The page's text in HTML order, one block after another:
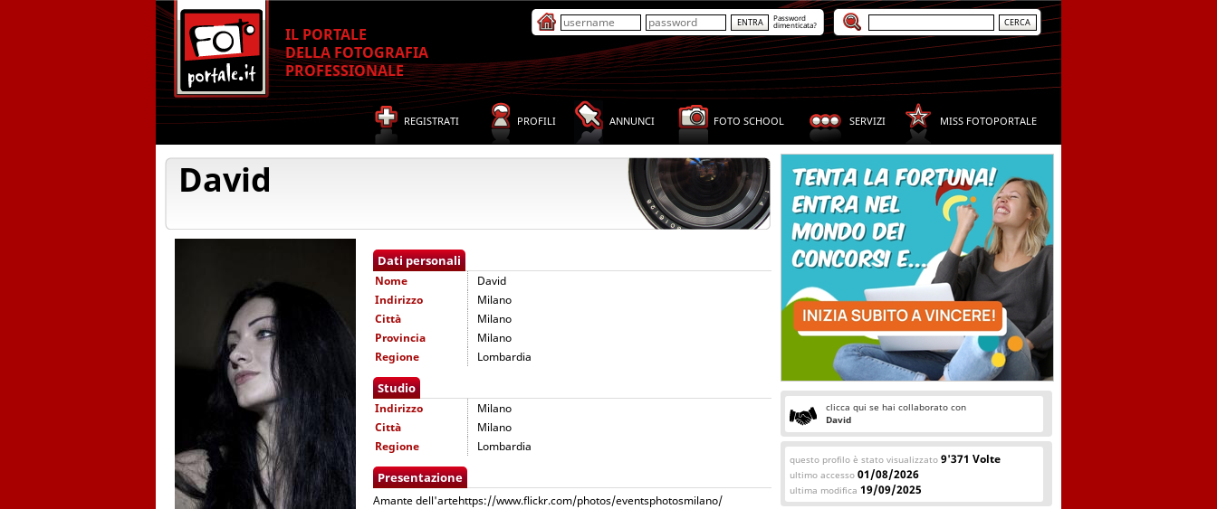
IL PORTALE
DELLA FOTOGRAFIA
PROFESSIONALE
Password
dimenticata?
REGISTRATI PROFILI ANNUNCI FOTO SCHOOL SERVIZI MISS FOTOPORTALE
David
Dati personali
Nome
David
Indirizzo
Milano
Città
Milano
Provincia
Milano
Regione
Lombardia
Studio
Indirizzo
Milano
Città
Milano
Regione
Lombardia
Presentazione
Amante dell'artehttps://www.flickr.com/photos/eventsphotosmilano/
clicca qui se hai collaborato con
David
questo profilo è stato visualizzato 9'371 Volte
ultimo accesso 01/08/2026
ultima modifica 19/09/2025